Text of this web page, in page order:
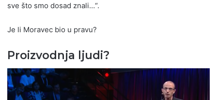
sve što smo dosad znali…“.
Je li Moravec bio u pravu?
Proizvodnja ljudi?